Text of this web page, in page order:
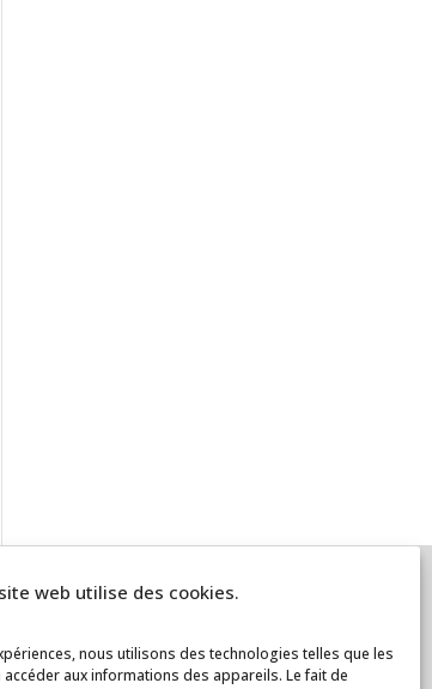
web utilise des cookies.
nous utilisons des technologies telles que les
aux informations des appareils. Le fait de